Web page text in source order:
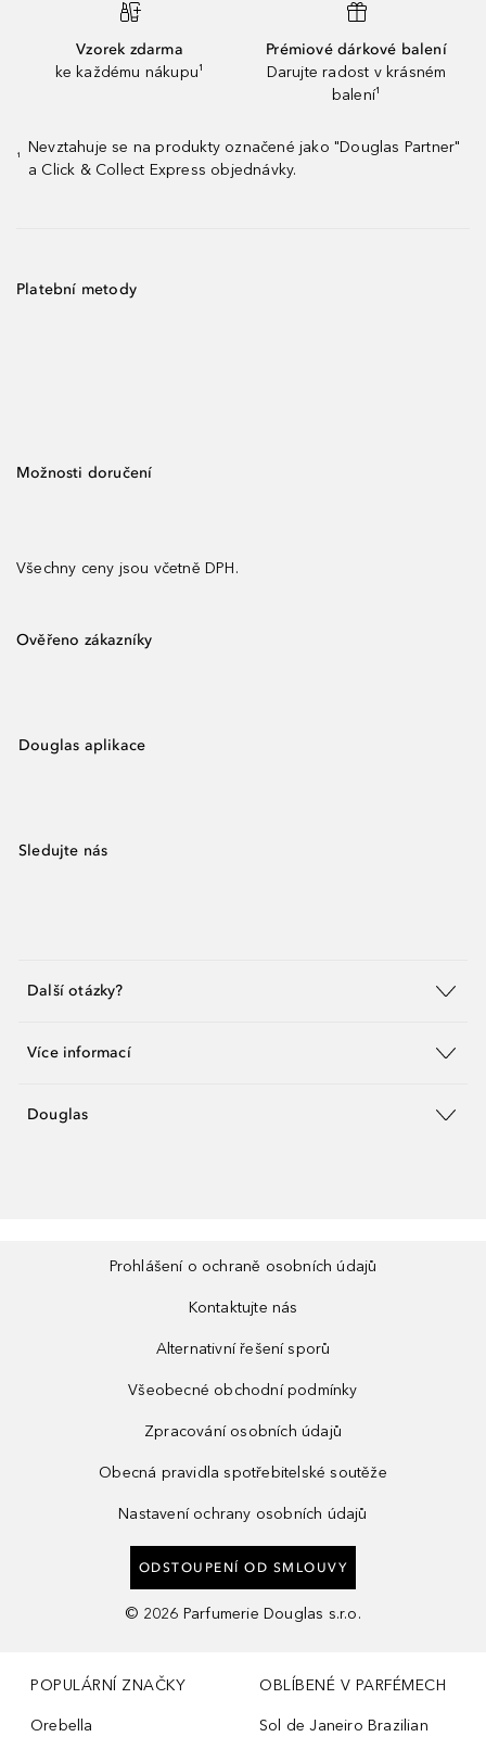
Vzorek zdarma
ke každému nákupu¹
Prémiové dárkové balení
Darujte radost v krásném
balení¹
¹
Nevztahuje se na produkty označené jako "Douglas Partner"
a Click & Collect Express objednávky.
Platební metody
Možnosti doručení
Všechny ceny jsou včetně DPH.
Ověřeno zákazníky
Douglas aplikace
Sledujte nás
Další otázky?
Více informací
Douglas
Prohlášení o ochraně osobních údajů
Kontaktujte nás
Alternativní řešení sporů
Všeobecné obchodní podmínky
Zpracování osobních údajů
Obecná pravidla spotřebitelské soutěže
Nastavení ochrany osobních údajů
ODSTOUPENÍ OD SMLOUVY
© 2026 Parfumerie Douglas s.r.o.
POPULÁRNÍ ZNAČKY
Orebella
OBLÍBENÉ V PARFÉMECH
Sol de Janeiro Brazilian